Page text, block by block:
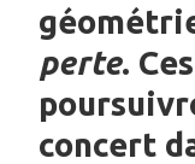
perte.
concert